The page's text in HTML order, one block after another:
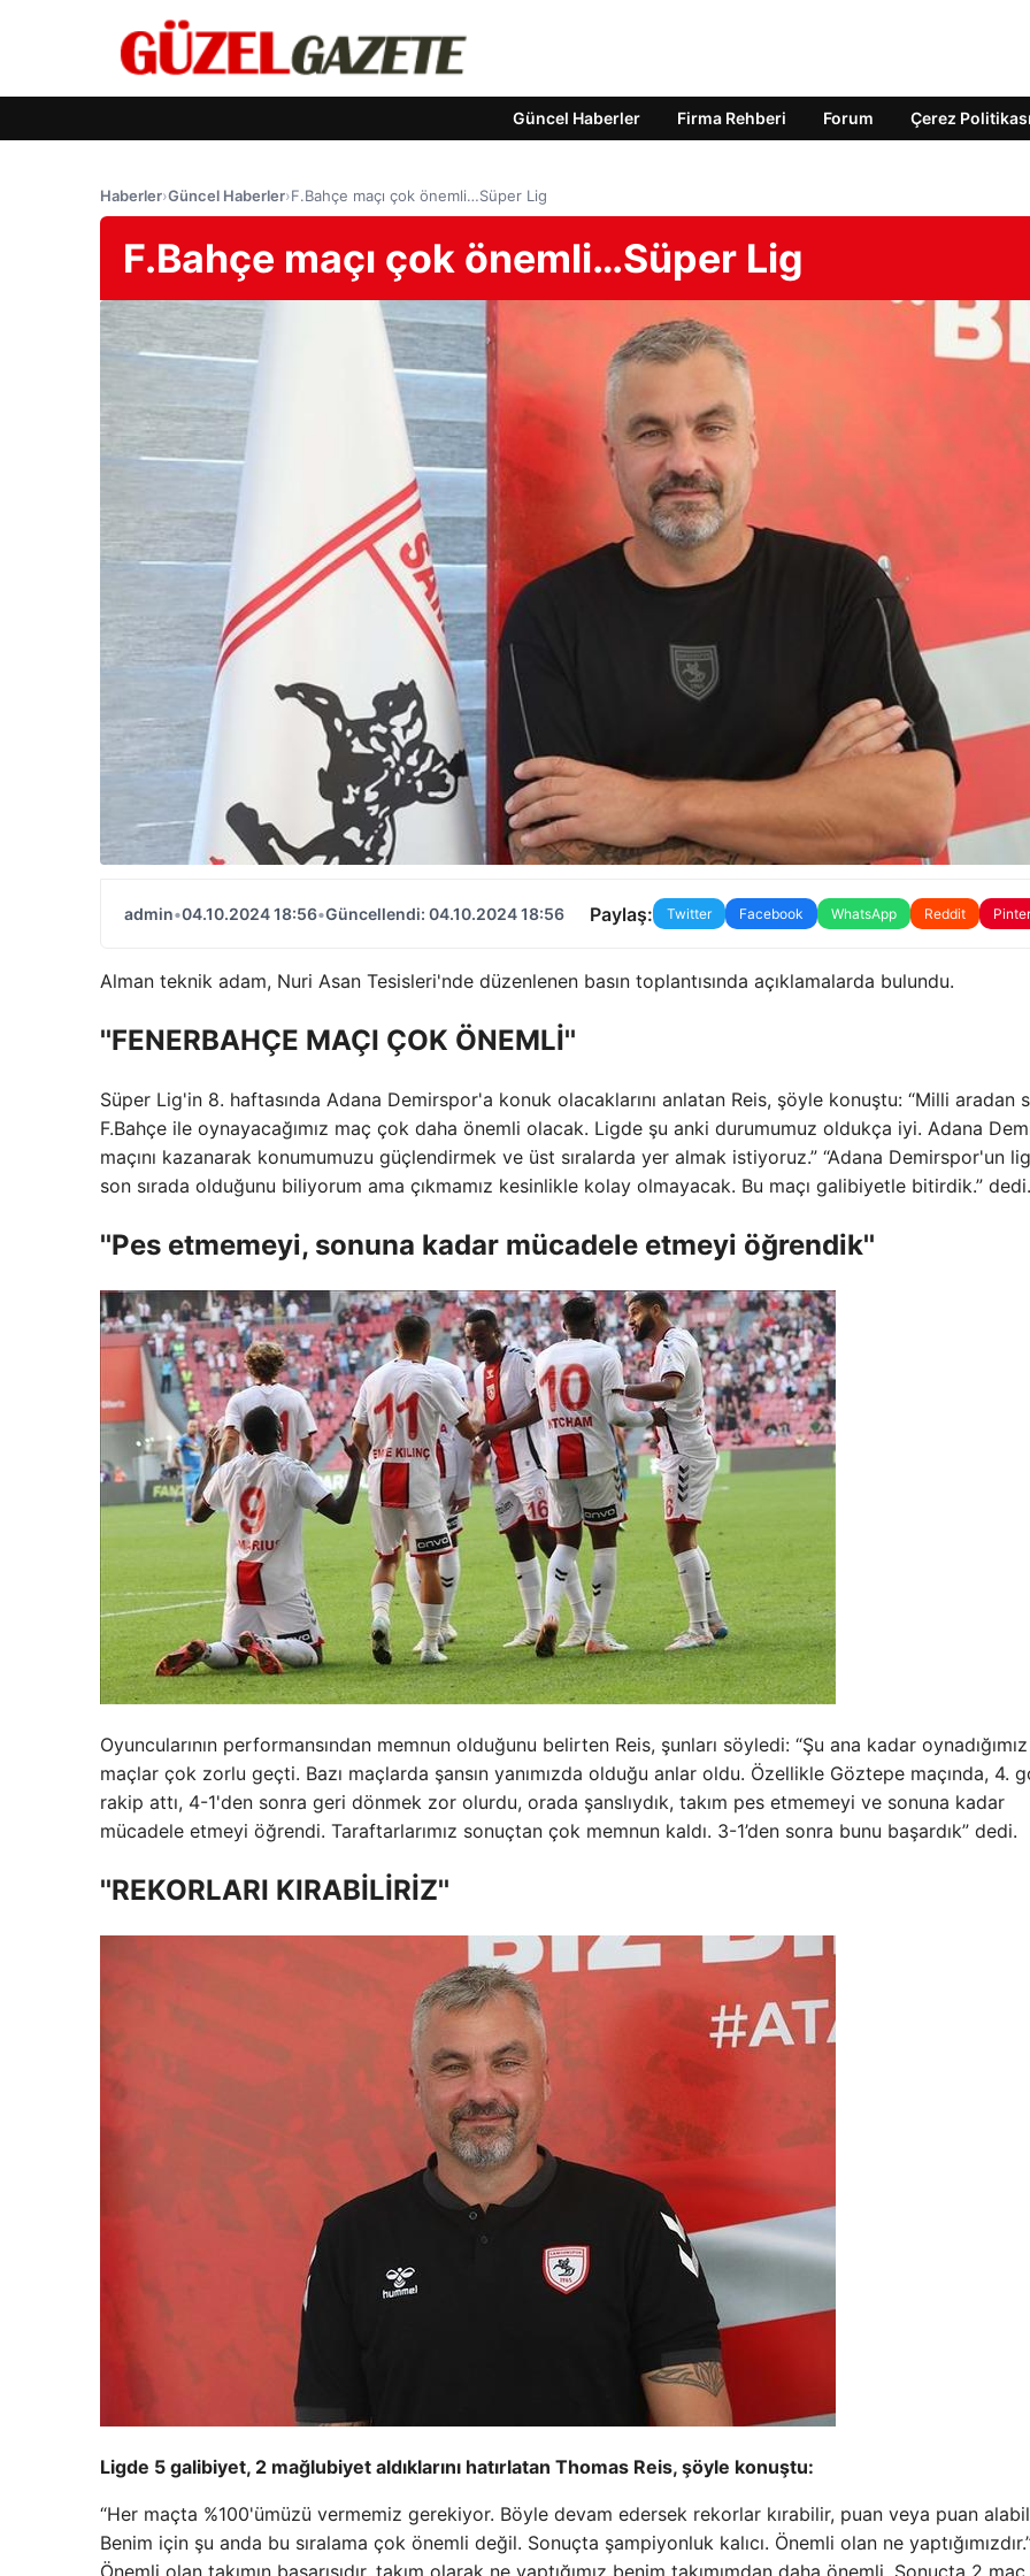
Güncel Haberler Firma Rehberi Forum Çerez Politikası
Haberler›Güncel Haberler›F.Bahçe maçı çok önemli…Süper Lig
F.Bahçe maçı çok önemli…Süper Lig
admin•04.10.2024 18:56•Güncellendi: 04.10.2024 18:56 Paylaş: Twitter Facebook WhatsApp Reddit
Alman teknik adam, Nuri Asan Tesisleri'nde düzenlenen basın toplantısında açıklamalarda bulundu.
''FENERBAHÇE MAÇI ÇOK ÖNEMLİ''
Süper Lig'in 8. haftasında Adana Demirspor'a konuk olacaklarını anlatan Reis, şöyle konuştu: “Milli aradan
F.Bahçe ile oynayacağımız maç çok daha önemli olacak. Ligde şu anki durumumuz oldukça iyi. Adana
maçını kazanarak konumumuzu güçlendirmek ve üst sıralarda yer almak istiyoruz.” “Adana Demirspor'un
son sırada olduğunu biliyorum ama çıkmamız kesinlikle kolay olmayacak. Bu maçı galibiyetle bitirdik.” dedi.
''Pes etmemeyi, sonuna kadar mücadele etmeyi öğrendik''
Oyuncularının performansından memnun olduğunu belirten Reis, şunları söyledi: “Şu ana kadar oynadığımız
maçlar çok zorlu geçti. Bazı maçlarda şansın yanımızda olduğu anlar oldu. Özellikle Göztepe maçında, 4.
rakip attı, 4-1'den sonra geri dönmek zor olurdu, orada şanslıydık, takım pes etmemeyi ve sonuna kadar
mücadele etmeyi öğrendi. Taraftarlarımız sonuçtan çok memnun kaldı. 3-1’den sonra bunu başardık” dedi.
''REKORLARI KIRABİLİRİZ''
Ligde 5 galibiyet, 2 mağlubiyet aldıklarını hatırlatan Thomas Reis, şöyle konuştu:
“Her maçta %100'ümüzü vermemiz gerekiyor. Böyle devam edersek rekorlar kırabilir, puan veya puan
Benim için şu anda bu sıralama çok önemli değil. Sonuçta şampiyonluk kalıcı. Önemli olan ne
Önemli olan takımın başarısıdır, takım olarak ne yaptığımız benim takımımdan daha önemli. Sonuçta 2 maç